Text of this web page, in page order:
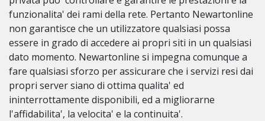
funzionalita' dei rami della rete. Pertanto Newartonline
non garantisce che un utilizzatore qualsiasi possa
essere in grado di accedere ai propri siti in un qualsiasi
dato momento. Newartonline si impegna comunque a
fare qualsiasi sforzo per assicurare che i servizi resi dai
propri server siano di ottima qualita' ed
ininterrottamente disponibili, ed a migliorarne
l'affidabilita', la velocita' e la continuita'.